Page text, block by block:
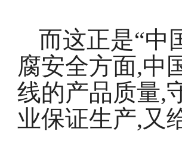
而这正是“中
腐安全方面,中
线的产品质量,
业保证生产,又